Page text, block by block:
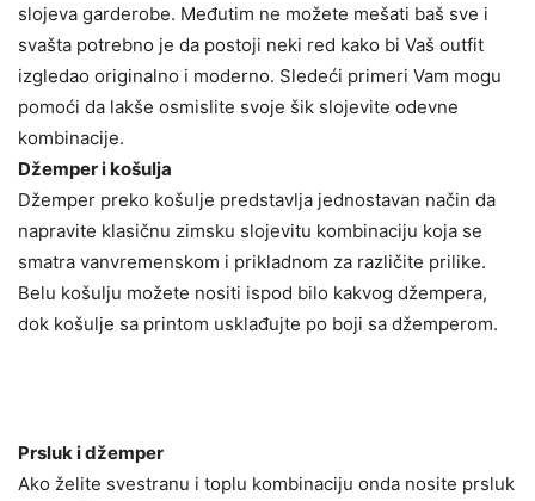
slojeva garderobe. Međutim ne možete mešati baš sve i
svašta potrebno je da postoji neki red kako bi Vaš outfit
izgledao originalno i moderno. Sledeći primeri Vam mogu
pomoći da lakše osmislite svoje šik slojevite odevne
kombinacije.
Džemper i košulja
Džemper preko košulje predstavlja jednostavan način da
napravite klasičnu zimsku slojevitu kombinaciju koja se
smatra vanvremenskom i prikladnom za različite prilike.
Belu košulju možete nositi ispod bilo kakvog džempera,
dok košulje sa printom usklađujte po boji sa džemperom.
Prsluk i džemper
Ako želite svestranu i toplu kombinaciju onda nosite prsluk